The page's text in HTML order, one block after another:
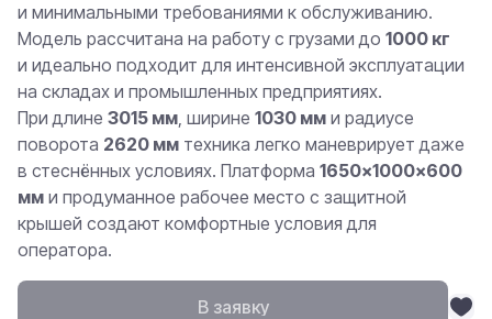
В заявку
и минимальными требованиями к обслуживанию.
Модель рассчитана на работу с грузами до 1000 кг
и идеально подходит для интенсивной эксплуатации
на складах и промышленных предприятиях.
При длине 3015 мм, ширине 1030 мм и радиусе
поворота 2620 мм техника легко маневрирует даже
в стеснённых условиях. Платформа 1650×1000×600
мм и продуманное рабочее место с защитной
крышей создают комфортные условия для
оператора.